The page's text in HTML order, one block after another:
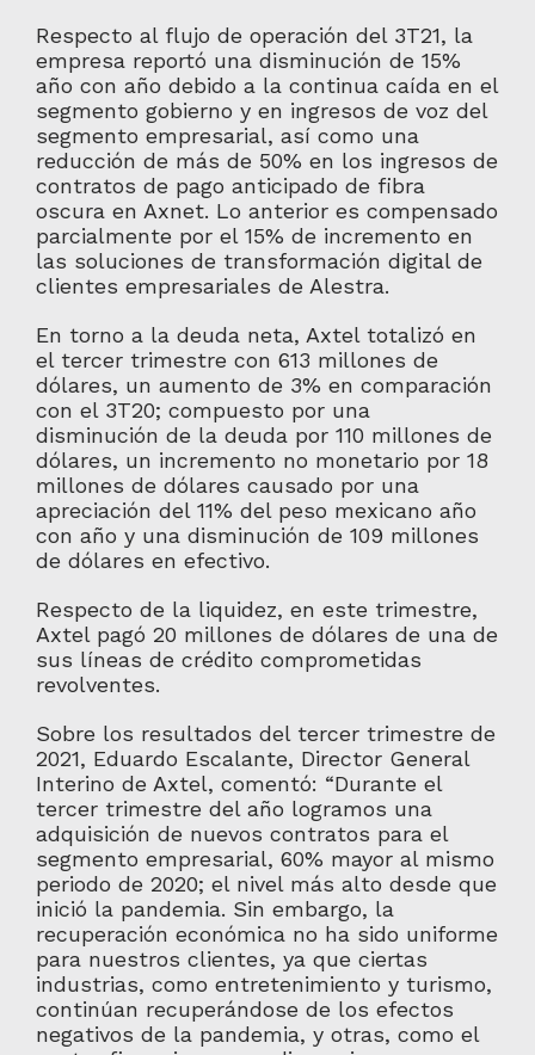
Respecto al flujo de operación del 3T21, la
empresa reportó una disminución de 15%
año con año debido a la continua caída en el
segmento gobierno y en ingresos de voz del
segmento empresarial, así como una
reducción de más de 50% en los ingresos de
contratos de pago anticipado de fibra
oscura en Axnet. Lo anterior es compensado
parcialmente por el 15% de incremento en
las soluciones de transformación digital de
clientes empresariales de Alestra.
En torno a la deuda neta, Axtel totalizó en
el tercer trimestre con 613 millones de
dólares, un aumento de 3% en comparación
con el 3T20; compuesto por una
disminución de la deuda por 110 millones de
dólares, un incremento no monetario por 18
millones de dólares causado por una
apreciación del 11% del peso mexicano año
con año y una disminución de 109 millones
de dólares en efectivo.
Respecto de la liquidez, en este trimestre,
Axtel pagó 20 millones de dólares de una de
sus líneas de crédito comprometidas
revolventes.
Sobre los resultados del tercer trimestre de
2021, Eduardo Escalante, Director General
Interino de Axtel, comentó: “Durante el
tercer trimestre del año logramos una
adquisición de nuevos contratos para el
segmento empresarial, 60% mayor al mismo
periodo de 2020; el nivel más alto desde que
inició la pandemia. Sin embargo, la
recuperación económica no ha sido uniforme
para nuestros clientes, ya que ciertas
industrias, como entretenimiento y turismo,
continúan recuperándose de los efectos
negativos de la pandemia, y otras, como el